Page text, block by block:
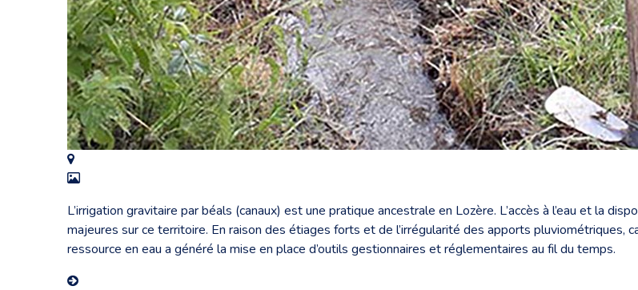
L’irrigation gravitaire par béals (canaux) est une pratique ancestrale en Lozère. L’accès à l’eau et la
majeures sur ce territoire. En raison des étiages forts et de l’irrégularité des apports pluviométriques,
ressource en eau a généré la mise en place d’outils gestionnaires et réglementaires au fil du temps.